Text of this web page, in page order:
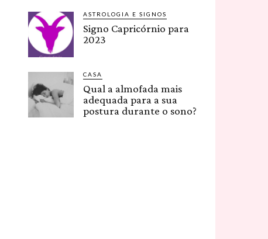
ASTROLOGIA E SIGNOS
Signo Capricórnio para
2023
CASA
Qual a almofada mais
adequada para a sua
postura durante o sono?